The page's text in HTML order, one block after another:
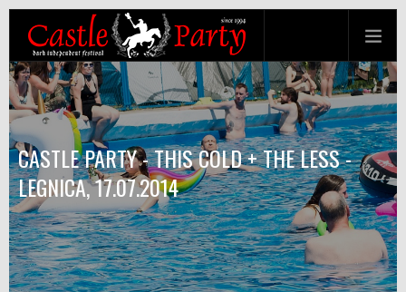
CASTLE PARTY - THIS COLD + THE LESS -
LEGNICA, 17.07.2014